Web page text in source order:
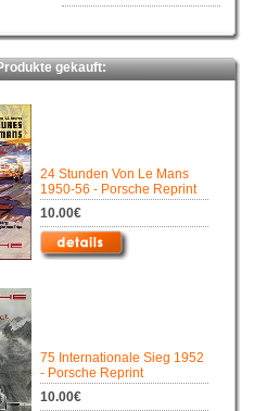
gekauft:
24 Stunden Von Le Mans
1950-56 - Porsche Reprint
10.00€
75 Internationale Sieg 1952
- Porsche Reprint
10.00€